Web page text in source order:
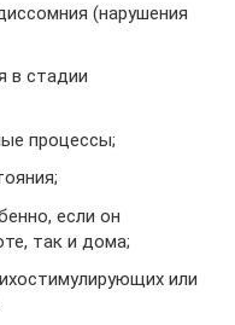
(нарушения
в стадии
процессы;
если он
так и дома;
или